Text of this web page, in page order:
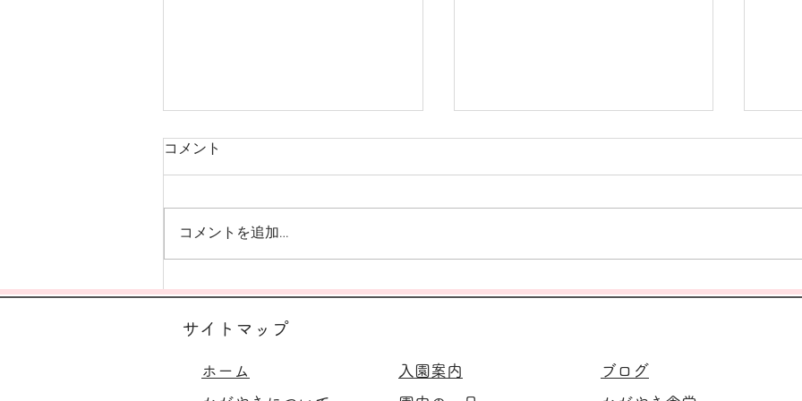
さつまいもあった～！
みなさん夏祭りにお越し下さ
コメント
コメントを追加…
サイトマップ
ホーム
入園案内
ブログ